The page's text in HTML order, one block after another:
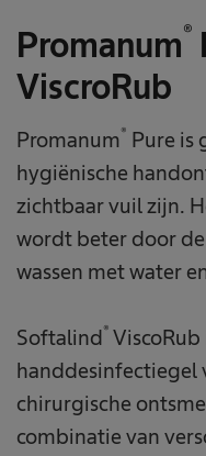
Promanum®
ViscroRub
Promanum® Pure is
hygiënische
zichtbaar vuil zijn.
wordt beter door
wassen met water
Softalind®
handdesinfectiegel
chirurgische
combinatie van